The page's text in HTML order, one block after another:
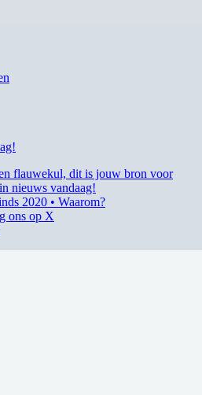
flauwekul, dit is jouw bron voor
nieuws vandaag!
2020 • Waarom?
ons op X